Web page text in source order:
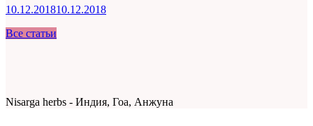
10.12.201810.12.2018
Все статьи
Nisarga herbs - Индия, Гоа, Анжуна